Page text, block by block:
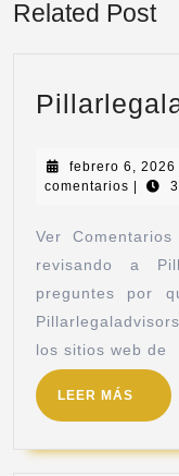
Related Post
febrero 6, 2026
comentarios
Ver
revisando a
preguntes por
los sitios web de
LEER MÁS